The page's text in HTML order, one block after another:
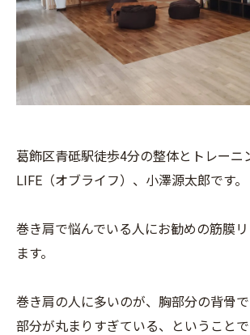
葛飾区青砥駅徒歩4分の整体とトレーニ
LIFE（オブライフ）、小澤源太郎です。
巻き肩で悩んでいる人にお勧めの筋膜
ます。
巻き肩の人に多いのが、胸部分の背骨
部分が丸まりすぎている、ということで